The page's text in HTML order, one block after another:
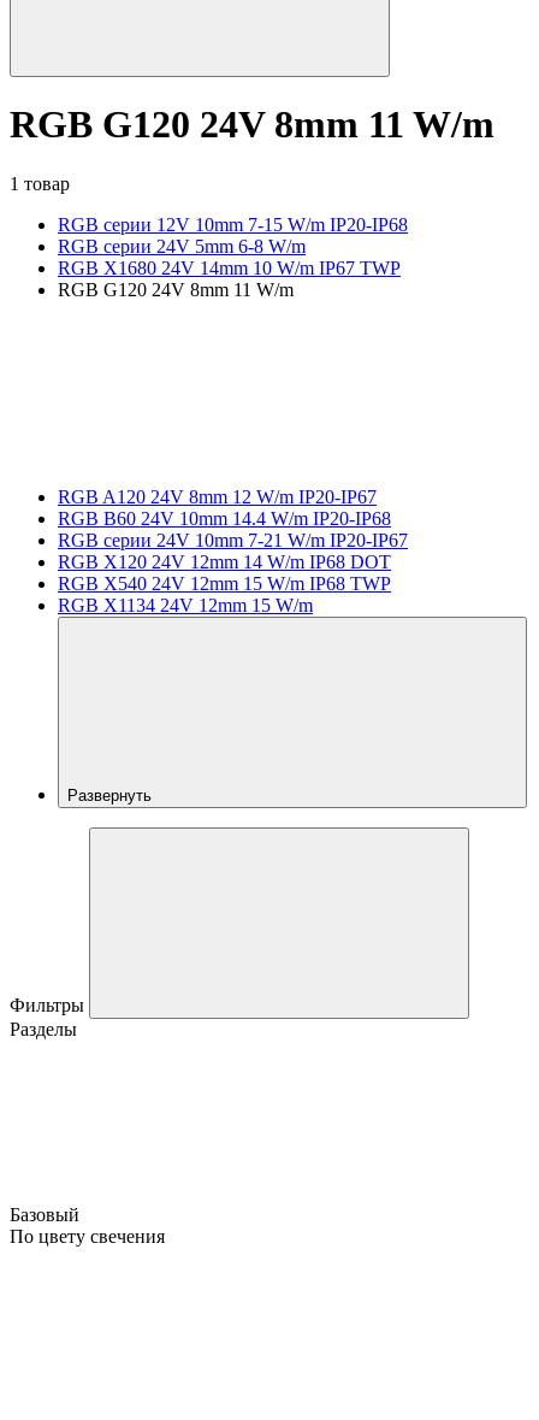
RGB G120 24V 8mm 11 W/m
1 товар
RGB серии 12V 10mm 7-15 W/m IP20-IP68
RGB серии 24V 5mm 6-8 W/m
RGB X1680 24V 14mm 10 W/m IP67 TWP
RGB G120 24V 8mm 11 W/m
RGB A120 24V 8mm 12 W/m IP20-IP67
RGB B60 24V 10mm 14.4 W/m IP20-IP68
RGB серии 24V 10mm 7-21 W/m IP20-IP67
RGB X120 24V 12mm 14 W/m IP68 DOT
RGB X540 24V 12mm 15 W/m IP68 TWP
RGB X1134 24V 12mm 15 W/m
Развернуть
Фильтры
Разделы
Базовый
По цвету свечения